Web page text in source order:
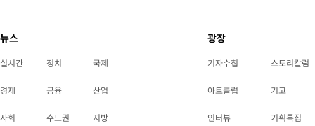
뉴스
실시간 정치 국제
경제 금융 산업
사회 수도권 지방
광장
기자수첩 스토리칼럼
아트클럽 기고
인터뷰 기획특집